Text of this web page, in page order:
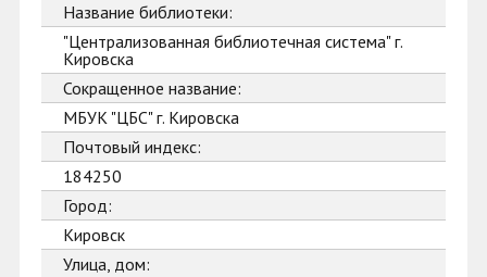
Название библиотеки:
"Централизованная библиотечная система" г.
Кировска
Сокращенное название:
МБУК "ЦБС" г. Кировска
Почтовый индекс:
184250
Город:
Кировск
Улица, дом: